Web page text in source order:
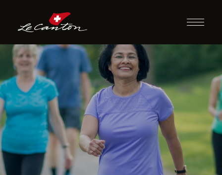
Caminhada